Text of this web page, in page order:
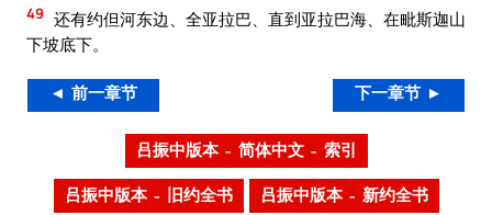
49 还有约但河东边、全亚拉巴、直到亚拉巴海、在毗斯迦山
下坡底下。
◄ 前一章节 下一章节 ►
吕振中版本 – 简体中文 – 索引
吕振中版本 – 旧约全书 吕振中版本 – 新约全书